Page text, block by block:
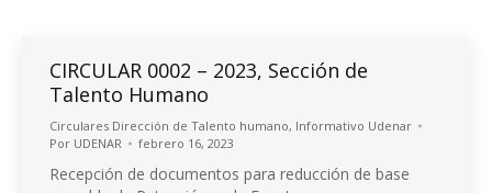
CIRCULAR 0002 – 2023, Sección de
Talento Humano
Circulares Dirección de Talento humano, Informativo Udenar
Por UDENAR febrero 16, 2023
Recepción de documentos para reducción de base